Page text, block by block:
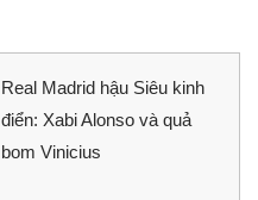
Real Madrid hậu Siêu kinh
điển: Xabi Alonso và quả
bom Vinicius